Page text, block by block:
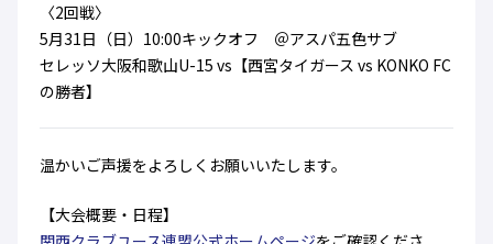
〈2回戦〉
5月31日（日）10:00キックオフ ＠アスパ五色サブ
セレッソ大阪和歌山U-15 vs【西宮タイガース vs KONKO FC
の勝者】
温かいご声援をよろしくお願いいたします。
【大会概要・日程】